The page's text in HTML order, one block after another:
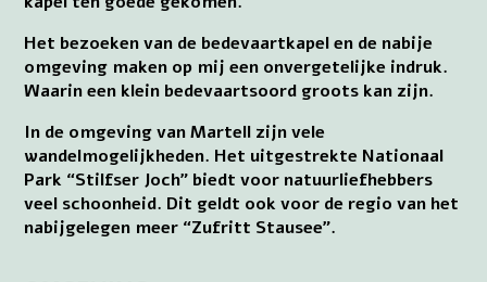
Het bezoeken van de bedevaartkapel en de nabije
omgeving maken op mij een onvergetelijke indruk.
Waarin een klein bedevaartsoord groots kan zijn.
In de omgeving van Martell zijn vele
wandelmogelijkheden. Het uitgestrekte Nationaal
Park “Stilfser Joch” biedt voor natuurliefhebbers
veel schoonheid. Dit geldt ook voor de regio van het
nabijgelegen meer “Zufritt Stausee”.